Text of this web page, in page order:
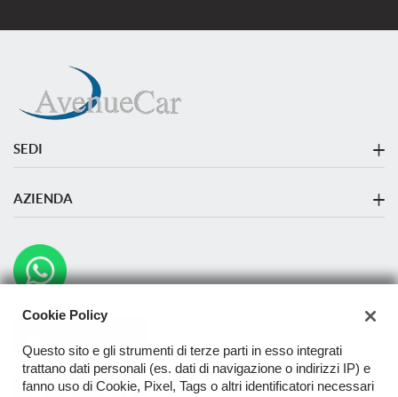
SEDI
AZIENDA
Contatti
Cookie Policy
Questo sito e gli strumenti di terze parti in esso integrati
trattano dati personali (es. dati di navigazione o indirizzi IP) e
fanno uso di Cookie, Pixel, Tags o altri identificatori necessari